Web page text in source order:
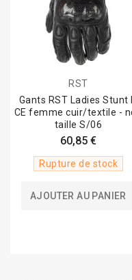
RST
Gants RST Ladies Stunt III
CE femme cuir/textile -
taille S/06
60,85 €
Rupture de stock
AJOUTER AU PANIER